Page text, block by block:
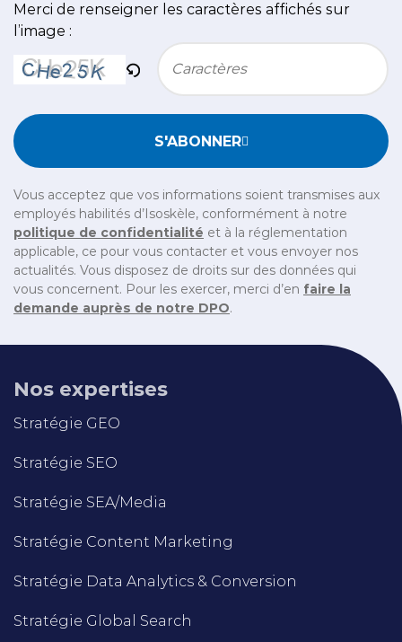
Merci de renseigner les caractères affichés sur
l’image :
S'ABONNER
Vous acceptez que vos informations soient transmises aux
employés habilités d’Isoskèle, conformément à notre
politique de confidentialité et à la réglementation
applicable, ce pour vous contacter et vous envoyer nos
actualités. Vous disposez de droits sur des données qui
vous concernent. Pour les exercer, merci d’en faire la
demande auprès de notre DPO.
Nos expertises
Stratégie GEO
Stratégie SEO
Stratégie SEA/Media
Stratégie Content Marketing
Stratégie Data Analytics & Conversion
Stratégie Global Search